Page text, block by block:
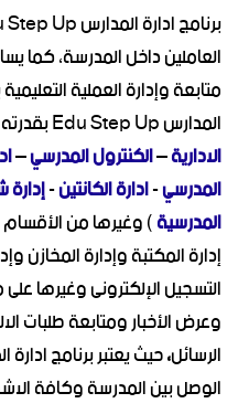
العاملين داخل المدرسة، كما
متابعة وإدارة العملية
المدارس Edu Step Up بقدرته علي التحكم في (
الادارية–الكنترول المدرسي–
المدرسي-ادارة الكانتين-
المدرسية) وغيرها من الأقسام
إدارة المكتبة وإدارة المخازن
التسجيل الإلكترونى وغيرها
وعرض الأخبار ومتابعة طلبات
الرسائل،
الوصل بين المدرسة وكافة